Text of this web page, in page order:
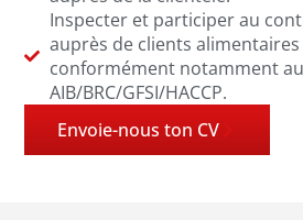
Inspecter et participer au
auprès de clients
conformément notamment
AIB/BRC/GFSI/HACCP.
Envoie-nous ton CV